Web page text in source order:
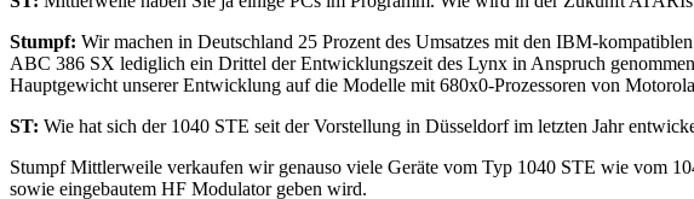
Stumpf: Wir machen in Deutschland 25 Prozent des Umsatzes mit den IBM-
ABC 386 SX lediglich ein Drittel der Entwicklungszeit des Lynx in Anspruch
Hauptgewicht unserer Entwicklung auf die Modelle mit 680x0-Prozessoren von
ST: Wie hat sich der 1040 STE seit der Vorstellung in Düsseldorf im letzten Jahr
Stumpf Mittlerweile verkaufen wir genauso viele Geräte vom Typ 1040 STE wie vom
sowie eingebautem HF Modulator geben wird.